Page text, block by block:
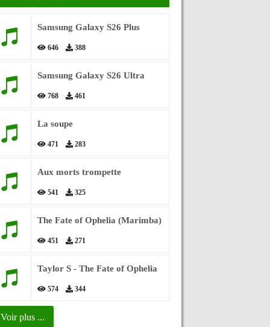
Samsung Galaxy S26 Plus
646 388
Samsung Galaxy S26 Ultra
768 461
La soupe
471 283
Aux morts trompette
541 325
The Fate of Ophelia (Marimba)
451 271
Taylor S - The Fate of Ophelia
574 344
Voir plus ...